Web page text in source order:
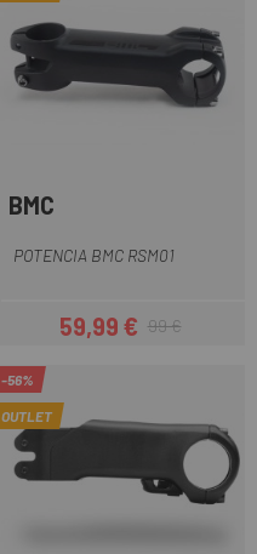
BMC
POTENCIA BMC RSM01
Precio
59,99 €Precio regular
99 €
-56%
OUTLET